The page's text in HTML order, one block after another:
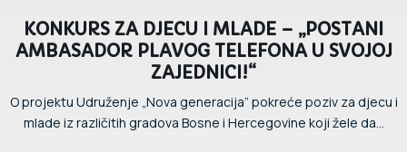
KONKURS ZA DJECU I MLADE – „POSTANI
AMBASADOR PLAVOG TELEFONA U SVOJOJ
ZAJEDNICI!“
O projektu Udruženje „Nova generacija” pokreće poziv za djecu i
mlade iz različitih gradova Bosne i Hercegovine koji žele da...